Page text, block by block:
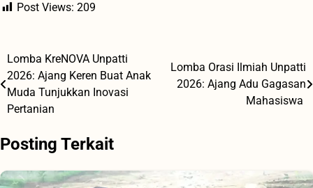
Post Views: 209
Navigasi
pos
Lomba KreNOVA Unpatti
2026: Ajang Keren Buat Anak
Muda Tunjukkan Inovasi
Pertanian
Lomba Orasi Ilmiah Unpatti
2026: Ajang Adu Gagasan
Mahasiswa
Posting Terkait